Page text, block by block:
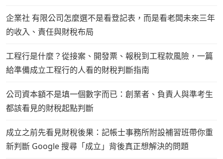
企業社 有限公司怎麼選不是看登記表，而是看老闆未來三年
的收入、責任與財稅布局
工程行是什麼？從接案、開發票、報稅到工程款風險，一篇
給準備成立工程行的人看的財稅判斷指南
公司資本額不是填一個數字而已：創業者、負責人與準考生
都該看見的財稅起點判斷
成立之前先看見財稅後果：記帳士事務所附設補習班帶你重
新判斷 Google 搜尋「成立」背後真正想解決的問題